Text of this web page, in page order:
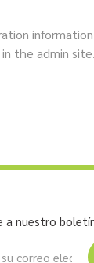
information
the admin site.
a nuestro